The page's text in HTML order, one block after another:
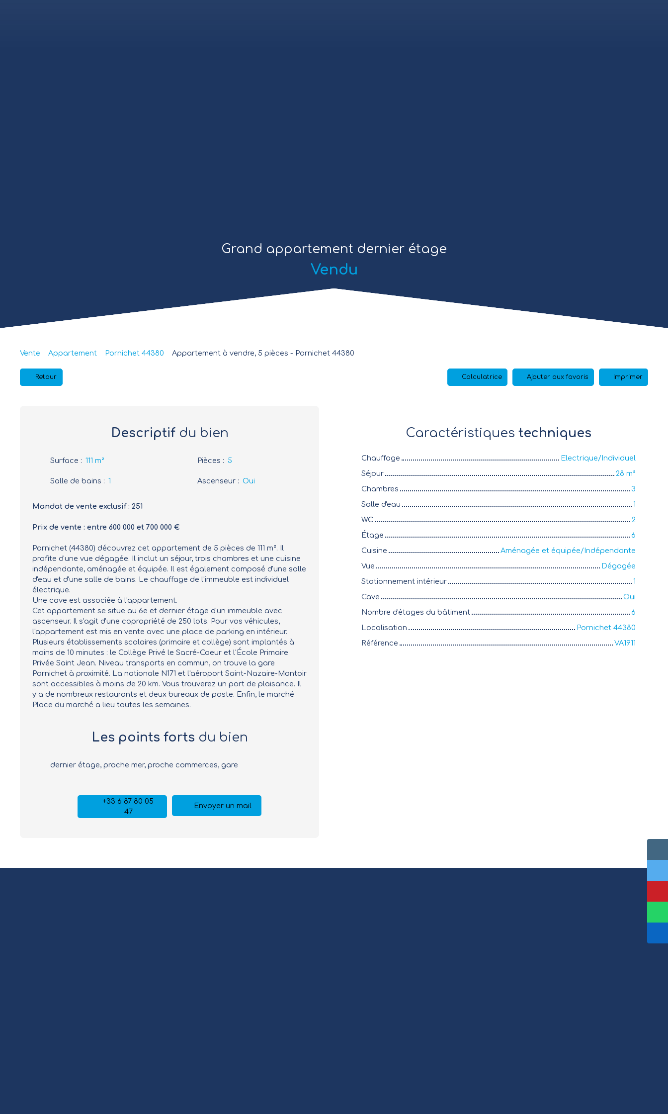
Grand appartement dernier étage
Vendu
Vente Appartement Pornichet 44380 Appartement à vendre, 5 pièces - Pornichet 44380
Retour Calculatrice Ajouter aux favoris Imprimer
Descriptifdu bien
Surface : 111 m² Pièces : 5
Salle de bains : 1 Ascenseur : Oui
Mandat de vente exclusif : 251
Prix de vente : entre 600 000 et 700 000 €
Pornichet (44380) découvrez cet appartement de 5 pièces de 111 m². Il
profite d'une vue dégagée. Il inclut un séjour, trois chambres et une cuisine
indépendante, aménagée et équipée. Il est également composé d'une salle
d'eau et d'une salle de bains. Le chauffage de l'immeuble est individuel
électrique.
Une cave est associée à l'appartement.
Cet appartement se situe au 6e et dernier étage d'un immeuble avec
ascenseur. Il s'agit d'une copropriété de 250 lots. Pour vos véhicules,
l'appartement est mis en vente avec une place de parking en intérieur.
Plusieurs établissements scolaires (primaire et collège) sont implantés à
moins de 10 minutes : le Collège Privé le Sacré-Coeur et l'École Primaire
Privée Saint Jean. Niveau transports en commun, on trouve la gare
Pornichet à proximité. La nationale N171 et l'aéroport Saint-Nazaire-Montoir
sont accessibles à moins de 20 km. Vous trouverez un port de plaisance. Il
y a de nombreux restaurants et deux bureaux de poste. Enfin, le marché
Place du marché a lieu toutes les semaines.
Les points forts du bien
dernier étage, proche mer, proche commerces, gare
+33 6 87 80 05
47
Envoyer un mail
Caractéristiques techniques
Chauffage
Electrique/Individuel
Séjour
28 m²
Chambres
3
Salle d'eau
1
WC
2
Étage
6
Cuisine
Aménagée et équipée/Indépendante
Vue
Dégagée
Stationnement intérieur
1
Cave
Oui
Nombre d'étages du bâtiment
6
Localisation
Pornichet 44380
Référence
VA1911